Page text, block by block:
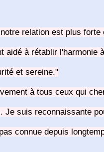
relation est plus forte
aidé à rétablir l'harmonie
et sereine."
à tous ceux qui
suis reconnaissante
connue depuis